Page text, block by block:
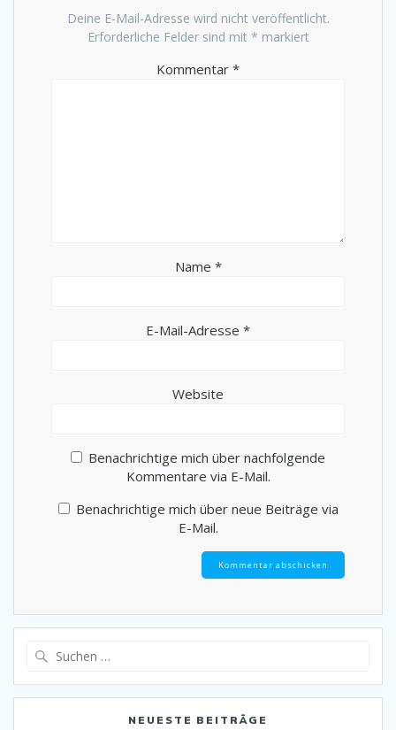
Deine E-Mail-Adresse wird nicht veröffentlicht.
Erforderliche Felder sind mit * markiert
Kommentar *
Name *
E-Mail-Adresse *
Website
Benachrichtige mich über nachfolgende
Kommentare via E-Mail.
Benachrichtige mich über neue Beiträge via
E-Mail.
NEUESTE BEITRÄGE